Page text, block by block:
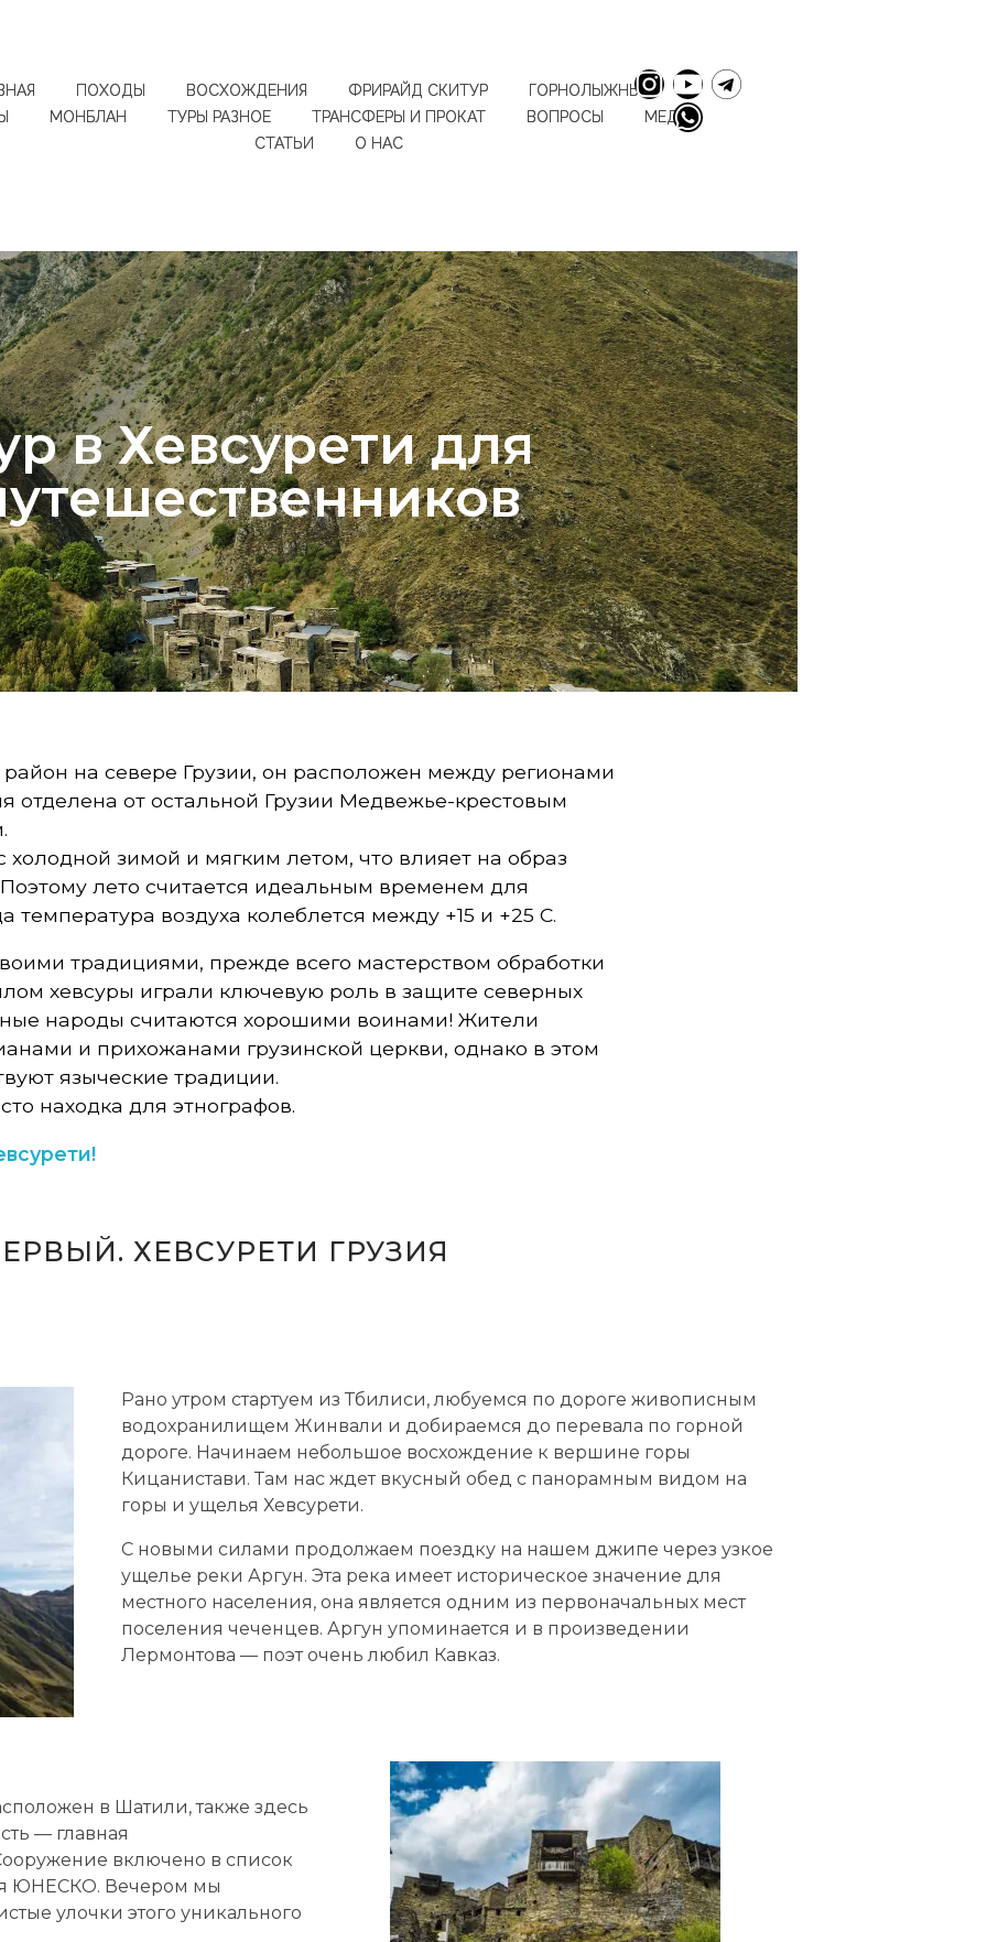
ПОХОДЫ ВОСХОЖДЕНИЯ ФРИРАЙД СКИТУР
ГОРНОЛЫЖНЫЕ
МОНБЛАН ТУРЫ РАЗНОЕ ТРАНСФЕРЫ И ПРОКАТ ВОПРОСЫ
МЕДИА
СТАТЬИ
О НАС
в Хевсурети для
район на севере Грузии, он расположен между регионами
отделена от остальной Грузии Медвежье-крестовым
холодной зимой и мягким летом, что влияет на образ
лето считается идеальным временем для
температура воздуха колеблется между +15 и +25 С.
традициями, прежде всего мастерством обработки
хевсуры играли ключевую роль в защите северных
народы считаются хорошими воинами! Жители
и прихожанами грузинской церкви, однако в этом
языческие традиции.
находка для этнографов.
ХЕВСУРЕТИ ГРУЗИЯ
Рано утром стартуем из Тбилиси, любуемся по дороге живописным
водохранилищем Жинвали и добираемся до перевала по горной
дороге. Начинаем небольшое восхождение к вершине горы
Кицанистави. Там нас ждет вкусный обед с панорамным видом на
горы и ущелья Хевсурети.
С новыми силами продолжаем поездку на нашем джипе через узкое
ущелье реки Аргун. Эта река имеет историческое значение для
местного населения, она является одним из первоначальных мест
поселения чеченцев. Аргун упоминается и в произведении
Лермонтова — поэт очень любил Кавказ.
в Шатили, также здесь
— главная
включено в список
ЮНЕСКО. Вечером мы
улочки этого уникального